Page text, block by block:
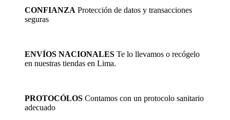
de
producto
CONFIANZA Protección de datos y transacciones
seguras
ENVÍOS NACIONALES Te lo llevamos o recógelo
en nuestras tiendas en Lima.
PROTOCÓLOS Contamos con un protocolo sanitario
adecuado